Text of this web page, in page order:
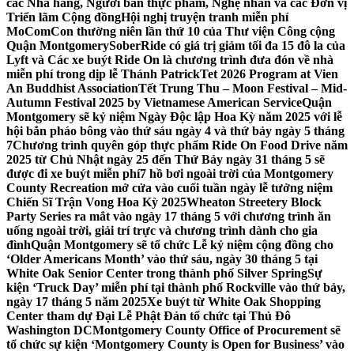
các Nhà hàng, Người bán thực phẩm, Nghệ nhân và các Đơn vị
Triển lãm Cộng đồngHội nghị truyện tranh miễn phí
MoComCon thường niên lần thứ 10 của Thư viện Công cộng
Quận MontgomerySoberRide có giá trị giảm tối đa 15 đô la của
Lyft và Các xe buýt Ride On là chương trình đưa đón về nhà
miễn phí trong dịp lễ Thánh PatrickTet 2026 Program at Vien
An Buddhist AssociationTết Trung Thu – Moon Festival – Mid-
Autumn Festival 2025 by Vietnamese American ServiceQuận
Montgomery sẽ kỷ niệm Ngày Độc lập Hoa Kỳ năm 2025 với lễ
hội bắn pháo bông vào thứ sáu ngày 4 và thứ bảy ngày 5 tháng
7Chương trình quyên góp thực phẩm Ride On Food Drive năm
2025 từ Chủ Nhật ngày 25 đến Thứ Bảy ngày 31 tháng 5 sẽ
được đi xe buýt miễn phí7 hồ bơi ngoài trời của Montgomery
County Recreation mở cửa vào cuối tuần ngày lễ tưởng niệm
Chiến Sĩ Trận Vong Hoa Kỳ 2025Wheaton Streetery Block
Party Series ra mắt vào ngày 17 tháng 5 với chương trình ăn
uống ngoài trời, giải trí trực và chương trình dành cho gia
đìnhQuận Montgomery sẽ tổ chức Lễ kỷ niệm cộng đồng cho
‘Older Americans Month’ vào thứ sáu, ngày 30 tháng 5 tại
White Oak Senior Center trong thành phố Silver SpringSự
kiện ‘Truck Day’ miễn phí tại thành phố Rockville vào thứ bảy,
ngày 17 tháng 5 năm 2025Xe buýt từ White Oak Shopping
Center tham dự Đại Lễ Phật Đản tổ chức tại Thủ Đô
Washington DCMontgomery County Office of Procurement sẽ
tổ chức sự kiện ‘Montgomery County is Open for Business’ vào